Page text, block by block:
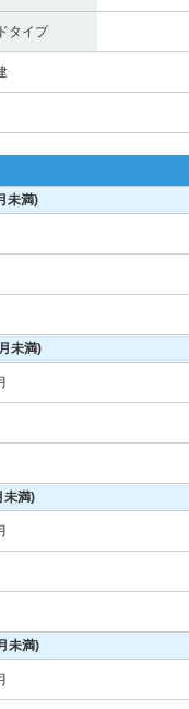
タイプ
未満)
未満)
未満)
未満)